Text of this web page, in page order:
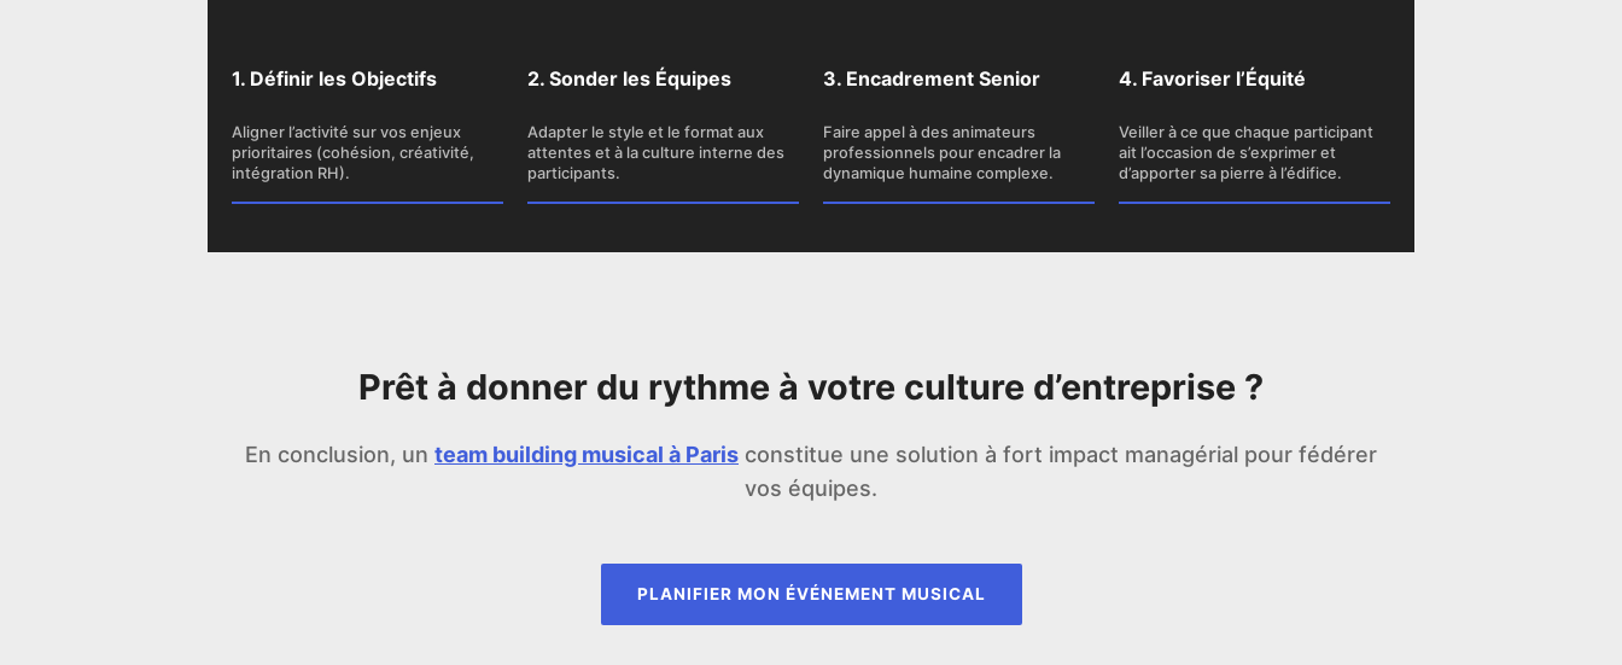
1. Définir les Objectifs
Aligner l’activité sur vos enjeux
prioritaires (cohésion, créativité,
intégration RH).
2. Sonder les Équipes
Adapter le style et le format aux
attentes et à la culture interne des
participants.
3. Encadrement Senior
Faire appel à des animateurs
professionnels pour encadrer la
dynamique humaine complexe.
4. Favoriser l’Équité
Veiller à ce que chaque participant
ait l’occasion de s’exprimer et
d’apporter sa pierre à l’édifice.
Prêt à donner du rythme à votre culture d’entreprise ?
En conclusion, un team building musical à Paris constitue une solution à fort impact managérial pour fédérer
vos équipes.
PLANIFIER MON ÉVÉNEMENT MUSICAL